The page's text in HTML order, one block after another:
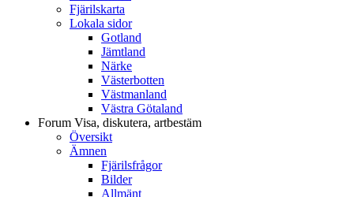
Fjärilskarta
Lokala sidor
Gotland
Jämtland
Närke
Västerbotten
Västmanland
Västra Götaland
Forum Visa, diskutera, artbestäm
Översikt
Ämnen
Fjärilsfrågor
Bilder
Allmänt